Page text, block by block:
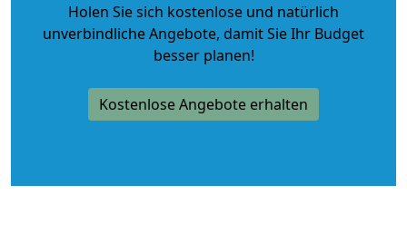
Holen Sie sich kostenlose und natürlich
unverbindliche Angebote, damit Sie Ihr Budget
besser planen!
Kostenlose Angebote erhalten